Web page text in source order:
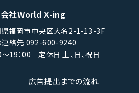
社World X-ing
福岡市中央区大名2-1-13-3F
連絡先 092-600-9240
19：00 定休日 土、日、祝日
広告提出までの流れ